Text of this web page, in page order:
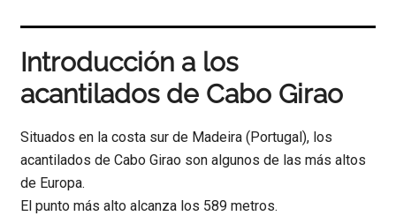
Introducción a los
acantilados de Cabo Girao
Situados en la costa sur de Madeira (Portugal), los
acantilados de Cabo Girao son algunos de las más altos
de Europa.
El punto más alto alcanza los 589 metros.